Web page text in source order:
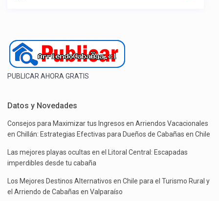
PUBLICAR AHORA GRATIS
Datos y Novedades
Consejos para Maximizar tus Ingresos en Arriendos Vacacionales
en Chillán: Estrategias Efectivas para Dueños de Cabañas en Chile
Las mejores playas ocultas en el Litoral Central: Escapadas
imperdibles desde tu cabaña
Los Mejores Destinos Alternativos en Chile para el Turismo Rural y
el Arriendo de Cabañas en Valparaíso